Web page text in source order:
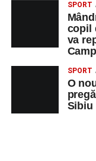
SPORT
copil
va
SPORT
O
Sibiu